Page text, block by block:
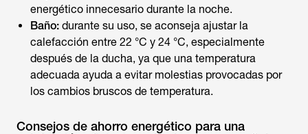
energético innecesario durante la noche.
Baño: durante su uso, se aconseja ajustar la
calefacción entre 22 °C y 24 °C, especialmente
después de la ducha, ya que una temperatura
adecuada ayuda a evitar molestias provocadas por
los cambios bruscos de temperatura.
Consejos de ahorro energético para una